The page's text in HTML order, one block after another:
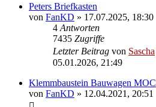
Peters Briefkasten
von FanKD » 17.07.2025, 18:30
4 Antworten
7435 Zugriffe
Letzter Beitrag von Sascha
05.01.2026, 21:49
Klemmbaustein Bauwagen MOC
von FanKD » 12.04.2021, 20:51